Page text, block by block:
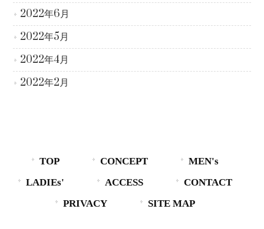
2022年6月
2022年5月
2022年4月
2022年2月
TOP CONCEPT
MEN's
LADIEs'
ACCESS
CONTACT
PRIVACY
SITE MAP